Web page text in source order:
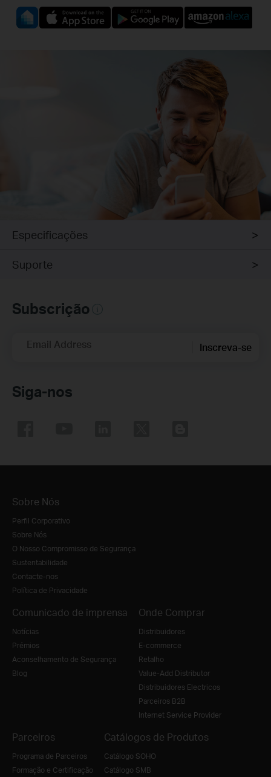
Especificações
Suporte
Subscrição
Email Address Inscreva-se
Siga-nos
Sobre Nós
Perfil Corporativo
Sobre Nós
O Nosso Compromisso de Segurança
Sustentabilidade
Contacte-nos
Política de Privacidade
Comunicado de imprensa
Notícias
Prémios
Aconselhamento de Segurança
Blog
Onde Comprar
Distribuidores
E-commerce
Retalho
Value-Add Distributor
Distribuidores Electricos
Parceiros B2B
Internet Service Provider
Parceiros
Programa de Parceiros
Formação e Certificação
Catálogos de Produtos
Catálogo SOHO
Catálogo SMB